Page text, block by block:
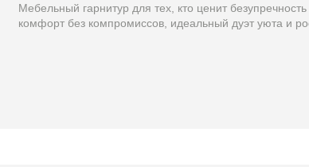
Мебельный гарнитур для тех, кто ценит
комфорт без компромиссов, идеальный дуэт уюта и